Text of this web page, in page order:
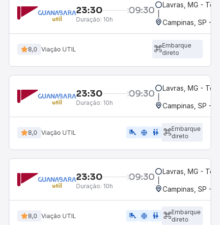
23:30 09:30
Duração: 10h
Lavras, MG -
Campinas, SP -
8,0 Viação UTIL
Embarque
direto
23:30 09:30
Duração: 10h
Lavras, MG -
Campinas, SP -
8,0 Viação UTIL airline_seat_legroom_extra ac_unit wc
Embarque
direto
23:30 09:30
Duração: 10h
Lavras, MG -
Campinas, SP -
8,0 Viação UTIL airline_seat_legroom_extra ac_unit wc
Embarque
direto